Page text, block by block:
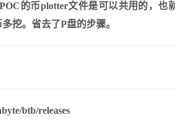
的币plotter文件是可以共用的，
挖。省去了P盘的步骤。
btb/releases